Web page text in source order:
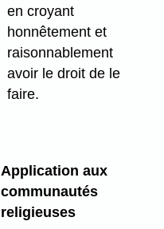
en croyant
honnêtement et
raisonnablement
avoir le droit de le
faire.
Application aux
communautés
religieuses